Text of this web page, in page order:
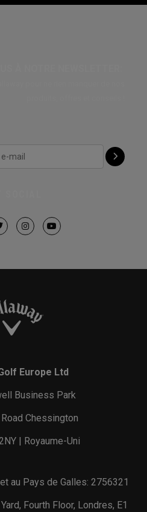
Europe Ltd
Business Park
Chessington
| Royaume-Uni
au Pays de Galles: 2756321
Fourth Floor, Londres, E1